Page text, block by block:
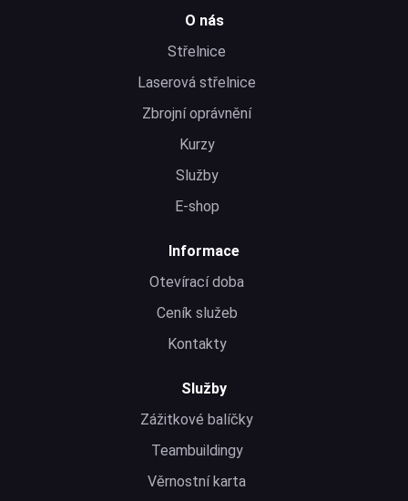
O nás
Střelnice
Laserová střelnice
Zbrojní oprávnění
Kurzy
Služby
E-shop
Informace
Otevírací doba
Ceník služeb
Kontakty
Služby
Zážitkové balíčky
Teambuildingy
Věrnostní karta